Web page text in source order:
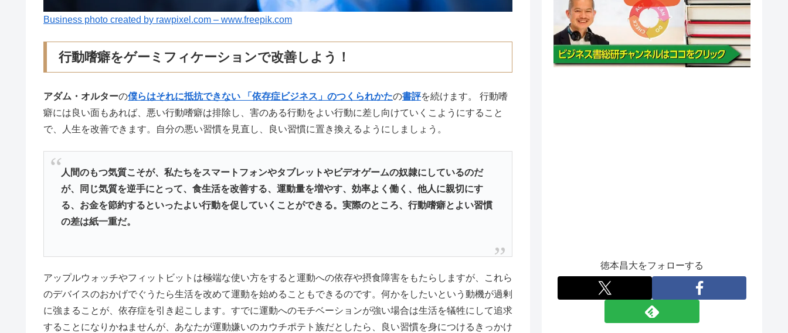
Business photo created by rawpixel.com – www.freepik.com
行動嗜癖をゲーミフィケーションで改善しよう！
アダム・オルターの僕らはそれに抵抗できない 「依存症ビジネス」のつくられかたの書評を続けます。 行動嗜
癖には良い面もあれば、悪い行動嗜癖は排除し、害のある行動をよい行動に差し向けていくこようにすること
で、人生を改善できます。自分の悪い習慣を見直し、良い習慣に置き換えるようにしましょう。
人間のもつ気質こそが、私たちをスマートフォンやタブレットやビデオゲームの奴隷にしているのだ
が、同じ気質を逆手にとって、食生活を改善する、運動量を増やす、効率よく働く、他人に親切にす
る、お金を節約するといったよい行動を促していくことができる。実際のところ、行動嗜癖とよい習慣
の差は紙一重だ。
アップルウォッチやフィットビットは極端な使い方をすると運動への依存や摂食障害をもたらしますが、これら
のデバイスのおかげでぐうたら生活を改めて運動を始めることもできるのです。何かをしたいという動機が過剰
に強まることが、依存症を引き起こします。すでに運動へのモチベーションが強い場合は生活を犠牲にして追求
することになりかねませんが、あなたが運動嫌いのカウチポテト族だとしたら、良い習慣を身につけるきっかけ
徳本昌大をフォローする